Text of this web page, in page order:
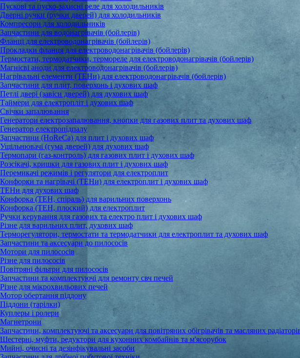
Пускові та пуско-захисні реле для холодильників
Дверні ручки (ручки дверей) для холодильників
Компресори для холодильників
Запчастини для водонагрівачів (бойлерів)
Фланці для електроводонагрівачів (бойлерів)
Прокладки фланця для електроводонагрівачів (бойлерів)
Термостати, термодатчики, термореле для електроводонагрівачів (бойлерів)
Магнієві аноди для електроводонагрівачів (бойлерів)
Нагрівальні елементи (ТЕНи) для електроводонагрівачів (бойлерів)
Запчастини для плит, поверхонь і духових шаф
Петлі двері (завіси дверей) для духових шаф
Таймери для електропліт і духових шаф
Свічки запалювання
Генератори електрозапалювання, кнопки для газових плит та духових шаф
Генератор електропідпалу
Запчастини (HoReCa) для плит і духових шаф
Ущільнювачі (гума дверей) для духових шаф
Термопари (газ-контроль) для газових плит і духових шаф
Розсікачі, кришки для газових плит і духових шаф
Перемикачі режимів і регулятори для електроплит
Конфорки та нагрівачі (ТЕНи) для електроплит і духових шаф
ТЕНи для духових шаф
Конфорка (ТЕН, спіраль) для варильних поверхонь
Конфорка (ТЕН, плоский) для електроплит
Ручки керування для газових та електро плит і духових шаф
Різне для варильних плит, духових шаф
Терморегулятори, термостати та термодатчики для електроплит та духових шаф
Запчастини та аксесуари до пилососів
Мотори для пилососів
Різне для пилососів
Повітряні фільтри для пилососів
Запчастини та комплектуючі для ремонту свч печей
Різне для мікрохвильових печей
Мотор обертання піддону
Піддони (тарілки)
Куплеры і ролери
Магнетрони
Запчастини, комплектуючі та аксесуари для повітряних обігрівачів та масляних
Шестерні, муфти, редуктори для кухонних комбайнів та м'ясорубок
Мийні, очисні та дезінфікувальні засоби